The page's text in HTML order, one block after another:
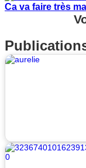
Ca va faire très